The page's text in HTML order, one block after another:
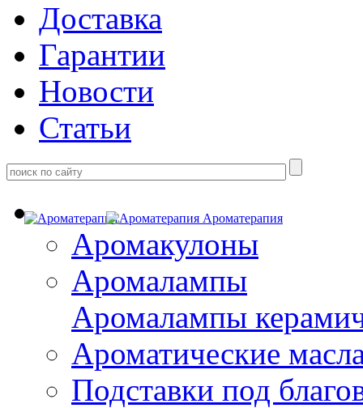
Доставка
Гарантии
Новости
Статьи
Ароматерапия
Аромакулоны
Аромалампы
Aромалампы
Ароматические
Подставки под